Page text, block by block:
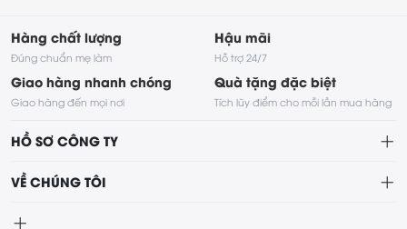
Hàng chất lượng
Đúng chuẩn mẹ làm
Hậu mãi
Hỗ trợ 24/7
Giao hàng nhanh chóng
Giao hàng đến mọi nơi
Quà tặng đặc biệt
Tích lũy điểm cho mỗi lần mua hàng
HỒ SƠ CÔNG TY
VỀ CHÚNG TÔI
Về chúng tôi